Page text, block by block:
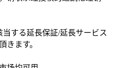
する延長保証/延長サービス
きます。